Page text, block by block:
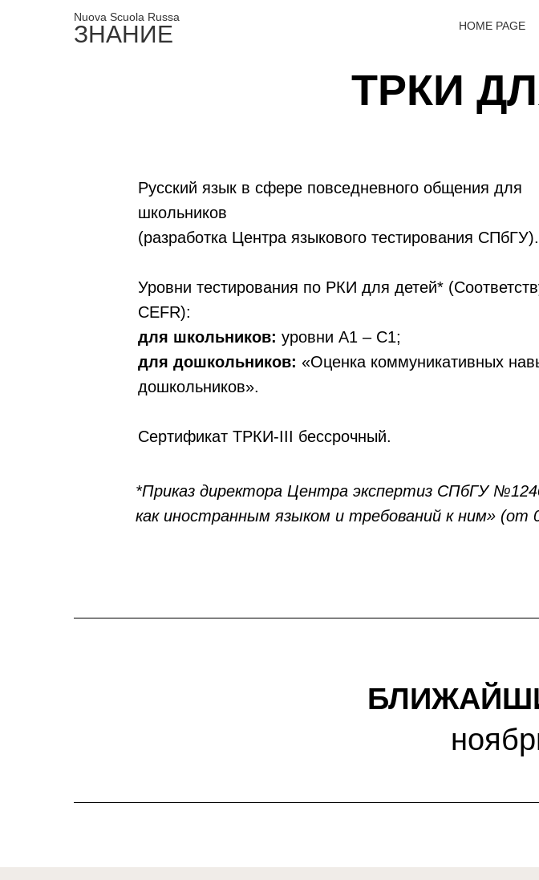
Nuova Scuola Russa
ЗНАНИЕ HOME PAGE
ТРКИ
Русский язык в сфере повседневного общения для
школьников
(разработка Центра языкового тестирования СПбГУ).
Уровни тестирования по РКИ для детей*
CEFR):
для школьников: уровни А1 – С1;
для дошкольников: «Оценка коммуникативных
дошкольников».
Сертификат ТРКИ-III бессрочный.
*Приказ директора Центра экспертиз СПбГУ
как иностранным языком и требований к ним» (от